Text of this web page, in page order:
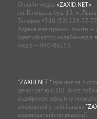
Онлайн-медіа «ZAXID.NET»
пл. Галицька, буд. 15, м.
Телефон +380 (32) 229-77-77
Адреса електронної пошти —
Ідентифікатор онлайн-медіа
медіа — R40-06155
"ZAXID.NET "працює за
демократію (EED). Зміст
відображає офіційну
висловлені у публікаціях
відповідальністю редакції.